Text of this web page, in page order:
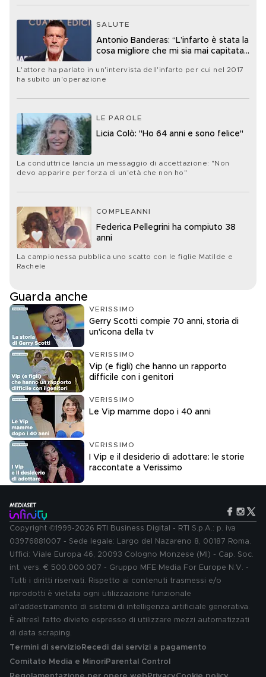
SALUTE
Antonio Banderas: “L’infarto è stata la
cosa migliore che mi sia mai capitata
L'attore ha parlato in un'intervista dell'infarto per cui nel 2017
ha subito un'operazione
LE PAROLE
Licia Colò: "Ho 64 anni e sono felice"
La conduttrice lancia un messaggio di accettazione: "Non
devo apparire per forza di un'età che non ho"
COMPLEANNI
Federica Pellegrini ha compiuto 38
anni
La campionessa pubblica uno scatto con le figlie Matilde e
Rachele
Guarda anche
VERISSIMO
Gerry Scotti compie 70 anni, storia di
un'icona della tv
VERISSIMO
Vip (e figli) che hanno un rapporto
difficile con i genitori
VERISSIMO
Le Vip mamme dopo i 40 anni
VERISSIMO
I Vip e il desiderio di adottare: le storie
raccontate a Verissimo
Copyright ©1999-2026 RTI Business Digital - RTI S.p.A.: p. iva
03976881007 - Sede legale: Largo del Nazareno 8, 00187 Roma.
Uffici: Viale Europa 46, 20093 Cologno Monzese (MI) - Cap. Soc.
int. vers. € 500.000.007 - Gruppo MFE Media For Europe N.V. -
Tutti i diritti riservati. Rispetto ai contenuti trasmessi e/o
riprodotti è vietata ogni utilizzazione funzionale
all'addestramento di sistemi di intelligenza artificiale generativa.
È altresì fatto divieto espresso di utilizzare mezzi automatizzati
di data scraping.
Termini di servizio Recedi dai servizi a pagamento
Comitato Media e MinoriParental Control